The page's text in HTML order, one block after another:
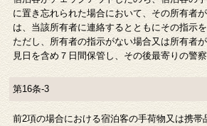
に置き忘れられた場合において、その所有者
は、当該所有者に連絡するとともにその指示
ただし、所有者の指示がない場合又は所有者
見日を含め７日間保管し、その後最寄りの警察
第16条-3
前2項の場合における宿泊客の手荷物又は携帯